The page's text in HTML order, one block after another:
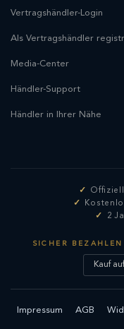
Vertragshändler-Login
Als Vertragshändler
Media-Center
Händler-Support
Händler in Ihrer Nähe
2
SICHER BEZAHLEN
Kauf
Impressum AGB